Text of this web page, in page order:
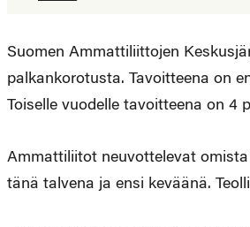
Suomen Ammattiliittojen
palkankorotusta. Tavoitteena on
Toiselle vuodelle tavoitteena on 4
Ammattiliitot neuvottelevat
tänä talvena ja ensi keväänä.